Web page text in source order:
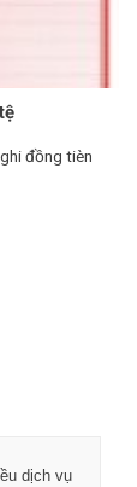
đồng tièn
dịch vụ